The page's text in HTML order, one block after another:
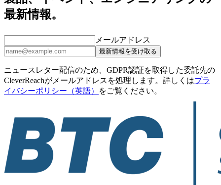
最新情報。
メールアドレス
最新情報を受け取る
ニュースレター配信のため、GDPR認証を取得した委託先の
CleverReachがメールアドレスを処理します。詳しくはプラ
イバシーポリシー（英語）
をご覧ください。